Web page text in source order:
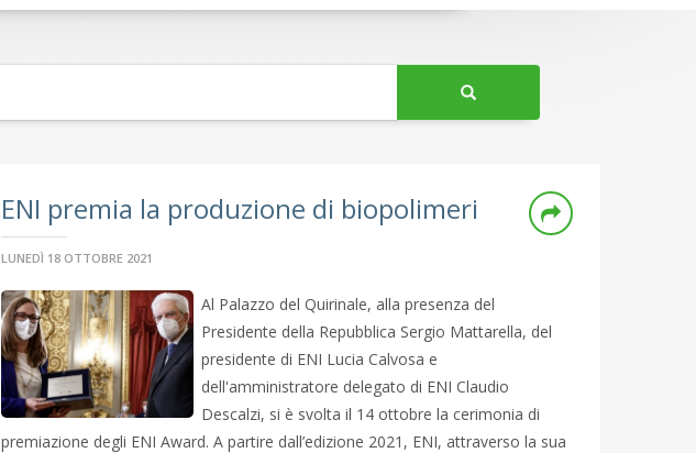
ENI premia la produzione di biopolimeri
LUNEDÌ 18 OTTOBRE 2021
Al Palazzo del Quirinale, alla presenza del
Presidente della Repubblica Sergio Mattarella, del
presidente di ENI Lucia Calvosa e
dell'amministratore delegato di ENI Claudio
Descalzi, si è svolta il 14 ottobre la cerimonia di
premiazione degli ENI Award. A partire dall’edizione 2021, ENI, attraverso la sua